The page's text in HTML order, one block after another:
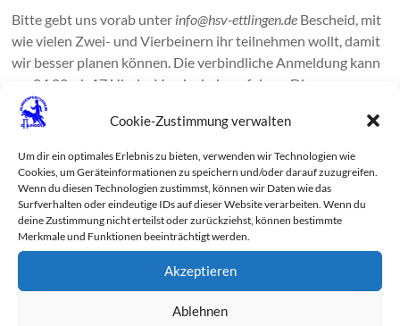
Cookie-Zustimmung verwalten
Um dir ein optimales Erlebnis zu bieten, verwenden wir Technologien wie
Cookies, um Geräteinformationen zu speichern und/oder darauf zuzugreifen.
Wenn du diesen Technologien zustimmst, können wir Daten wie das
Surfverhalten oder eindeutige IDs auf dieser Website verarbeiten. Wenn du
deine Zustimmung nicht erteilst oder zurückziehst, können bestimmte
Merkmale und Funktionen beeinträchtigt werden.
Akzeptieren
Ablehnen
Bitte gebt uns vorab unter info@hsv-ettlingen.de Bescheid, mit
wie vielen Zwei- und Vierbeinern ihr teilnehmen wollt, damit
wir besser planen können. Die verbindliche Anmeldung kann
am 04.02. ab 17 Uhr im Vereinsheim erfolgen. Die
Startreihenfolge richtet sich nach der Reihenfolge der
Meldungen vor Ort.
Die Startgebühr pro Hund-Mensch-Team beträgt 5,00 €.
Während der ganzen Veranstaltung besteht für die Hunde
Leinenpflicht!
Die Strecke führt über Wander- und Forstwege. Es sind einige
Höhenmeter zu überwinden. Stabiles Schuhwerk und eine